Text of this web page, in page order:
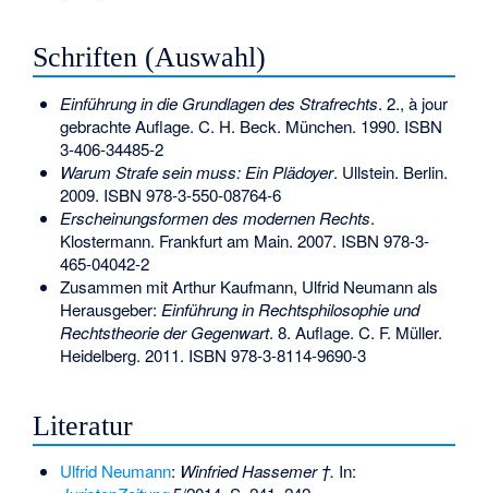
Schriften (Auswahl)
Einführung in die Grundlagen des Strafrechts. 2., à jour
gebrachte Auflage. C. H. Beck. München. 1990. ISBN
3-406-34485-2
Warum Strafe sein muss: Ein Plädoyer. Ullstein. Berlin.
2009. ISBN 978-3-550-08764-6
Erscheinungsformen des modernen Rechts.
Klostermann. Frankfurt am Main. 2007. ISBN 978-3-
465-04042-2
Zusammen mit Arthur Kaufmann, Ulfrid Neumann als
Herausgeber: Einführung in Rechtsphilosophie und
Rechtstheorie der Gegenwart. 8. Auflage. C. F. Müller.
Heidelberg. 2011. ISBN 978-3-8114-9690-3
Literatur
Ulfrid Neumann: Winfried Hassemer †. In: